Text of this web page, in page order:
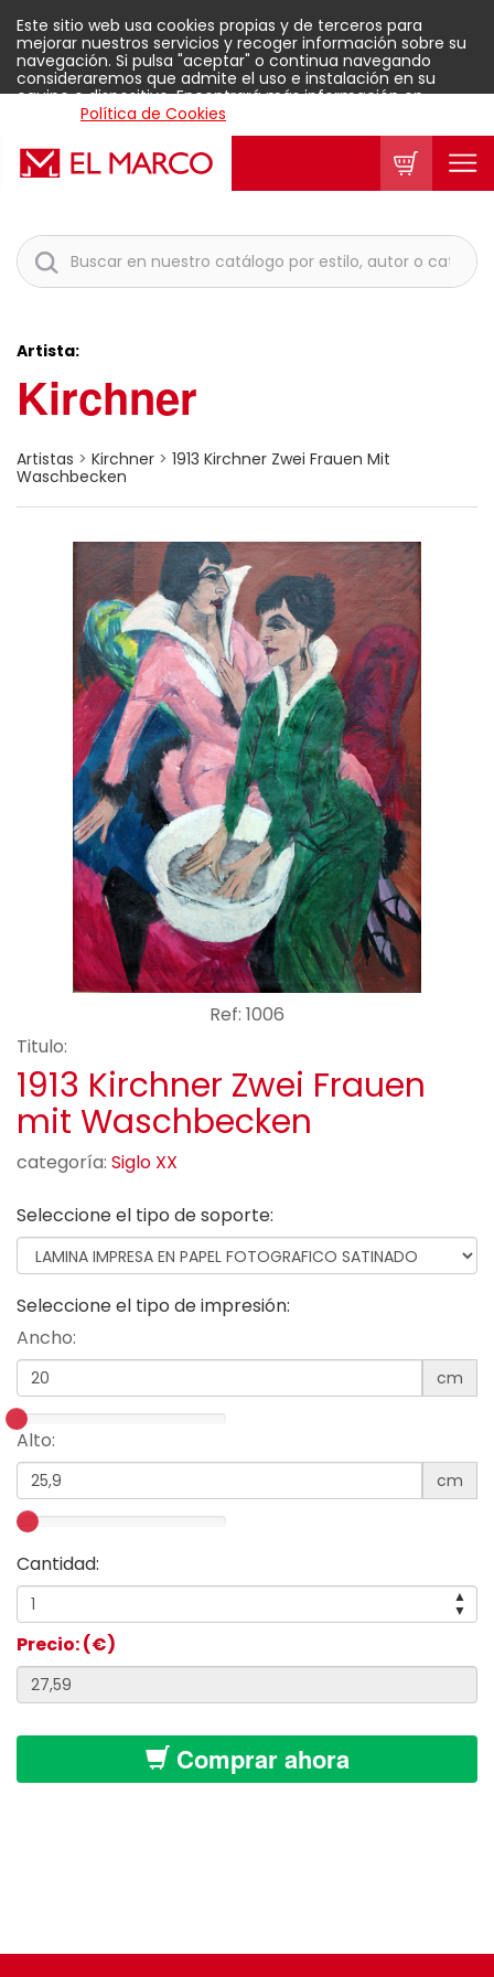
Este sitio web usa cookies propias y de terceros para
mejorar nuestros servicios y recoger información sobre su
navegación. Si pulsa "aceptar" o continua navegando
consideraremos que admite el uso e instalación en su
equipo o dispositivo. Encontrará más información en
Política de Cookies
Aceptar
Artista:
Kirchner
Artistas > Kirchner > 1913 Kirchner Zwei Frauen Mit
Waschbecken
Ref: 1006
Titulo:
1913 Kirchner Zwei Frauen
mit Waschbecken
categoría: Siglo XX
Seleccione el tipo de soporte:
Seleccione el tipo de impresión:
Ancho:
cm
Alto:
cm
Cantidad:
▲
▼
Precio: (€)
Comprar ahora